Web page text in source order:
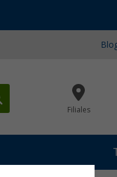
Filiales